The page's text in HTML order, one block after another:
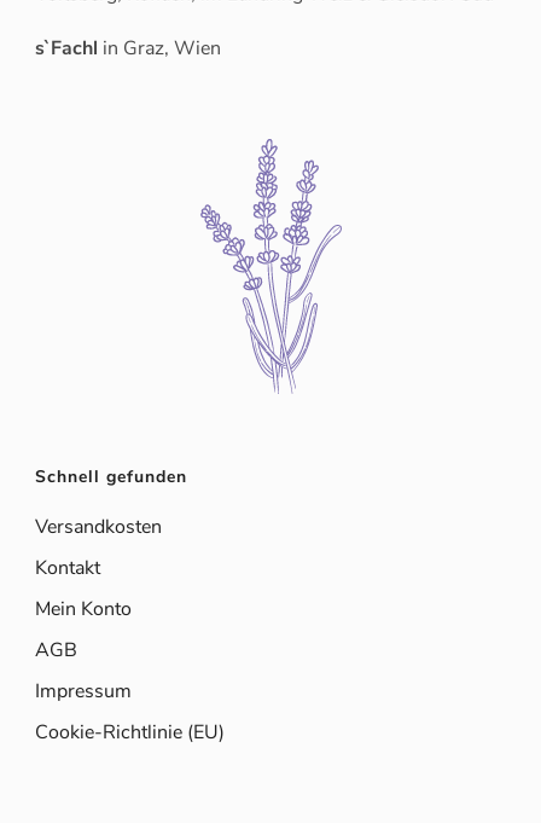
s`Fachl in Graz, Wien
Schnell gefunden
Versandkosten
Kontakt
Mein Konto
AGB
Impressum
Cookie-Richtlinie (EU)